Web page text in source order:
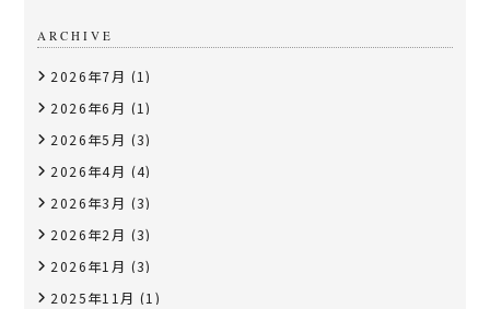
ARCHIVE
2026年7月 (1)
2026年6月 (1)
2026年5月 (3)
2026年4月 (4)
2026年3月 (3)
2026年2月 (3)
2026年1月 (3)
2025年11月 (1)